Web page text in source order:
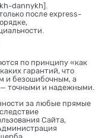
dannykh].
после express-
по принципу «как
гарантий, что
и безошибочным, а
точными и надежными.
за любые прямые
Сайта,